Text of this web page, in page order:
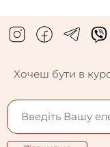
Хочеш бути в